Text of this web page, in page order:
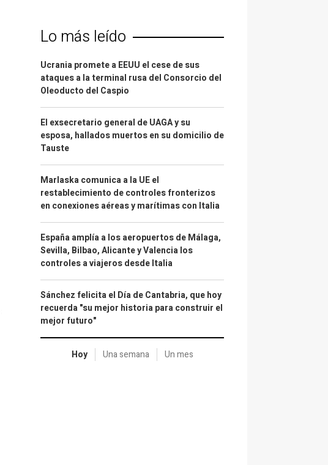
Lo más leído
Ucrania promete a EEUU el cese de sus
ataques a la terminal rusa del Consorcio del
Oleoducto del Caspio
El exsecretario general de UAGA y su
esposa, hallados muertos en su domicilio de
Tauste
Marlaska comunica a la UE el
restablecimiento de controles fronterizos
en conexiones aéreas y marítimas con Italia
España amplía a los aeropuertos de Málaga,
Sevilla, Bilbao, Alicante y Valencia los
controles a viajeros desde Italia
Sánchez felicita el Día de Cantabria, que hoy
recuerda "su mejor historia para construir el
mejor futuro"
Hoy Una semana Un mes